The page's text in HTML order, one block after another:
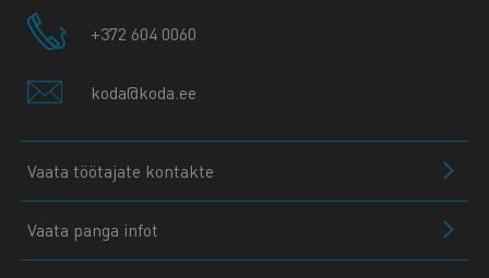
+372 604 0060
koda@koda.ee
Vaata töötajate kontakte
Vaata panga infot